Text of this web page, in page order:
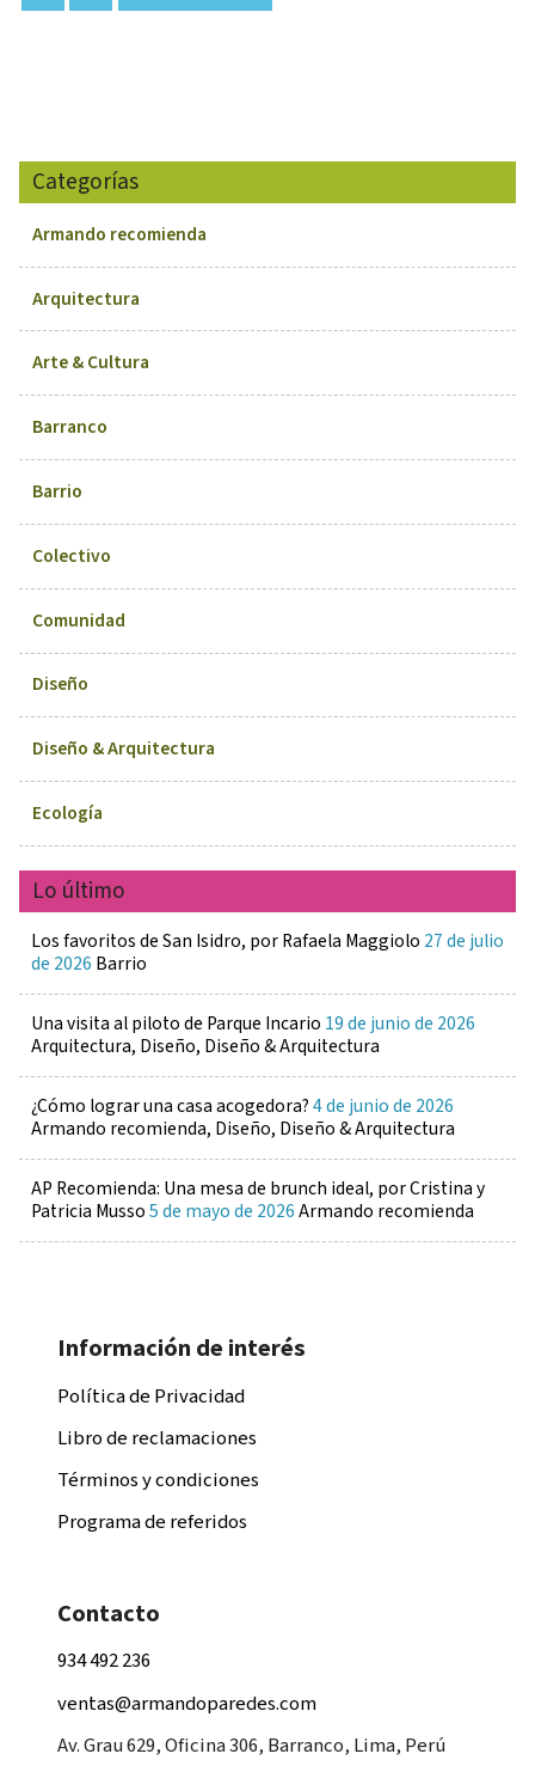
Categorías
Armando recomienda
Arquitectura
Arte & Cultura
Barranco
Barrio
Colectivo
Comunidad
Diseño
Diseño & Arquitectura
Ecología
Lo último
Los favoritos de San Isidro, por Rafaela Maggiolo 27 de julio
de 2026 Barrio
Una visita al piloto de Parque Incario 19 de junio de 2026
Arquitectura, Diseño, Diseño & Arquitectura
¿Cómo lograr una casa acogedora?4 de junio de 2026
Armando recomienda, Diseño, Diseño & Arquitectura
AP Recomienda: Una mesa de brunch ideal, por Cristina y
Patricia Musso5 de mayo de 2026Armando recomienda
Información de interés
Política de Privacidad
Libro de reclamaciones
Términos y condiciones
Programa de referidos
Contacto
934 492 236
ventas@armandoparedes.com
Av. Grau 629, Oficina 306, Barranco, Lima, Perú